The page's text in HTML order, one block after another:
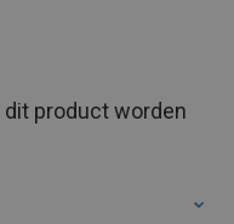
product worden